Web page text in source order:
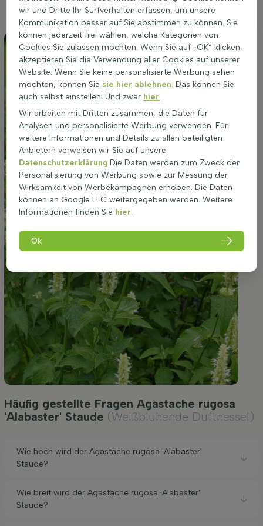
gewährleisten.
Häufig gestellte Fragen Agastache rugosa
'Alabaster' Staude (Weißblühende Duftnessel)
Wie hoch wird der Agastache rugosa 'Alabaster'
Staude?
Wie breit wird der Agastache rugosa 'Alabaster'
Staude?
wir und Dritte Ihr Surfverhalten erfassen, um unsere
Kommunikation besser auf Sie abstimmen zu können. Sie
können jederzeit frei wählen, welche Kategorien von
Cookies Sie zulassen möchten. Wenn Sie auf „OK“ klicken,
akzeptieren Sie die Verwendung aller Cookies auf unserer
Website. Wenn Sie keine personalisierte Werbung sehen
möchten, können Sie sie hier ablehnen. Das können Sie
auch selbst einstellen! Und zwar hier.
Wir arbeiten mit Dritten zusammen, die Daten für
Analysen und personalisierte Werbung verwenden. Für
weitere Informationen und Details zu allen beteiligten
Anbietern verweisen wir Sie auf unsere
Datenschutzerklärung.Die Daten werden zum Zweck der
Personalisierung von Werbung sowie zur Messung der
Wirksamkeit von Werbekampagnen erhoben. Die Daten
können an Google LLC weitergegeben werden. Weitere
Informationen finden Sie hier.
Ok